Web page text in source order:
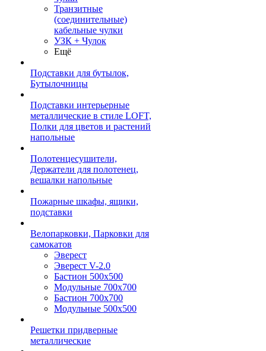
Транзитные
(соединительные)
кабельные чулки
УЗК + Чулок
Ещё
Подставки для бутылок,
Бутылочницы
Подставки интерьерные
металлические в стиле LOFT,
Полки для цветов и растений
напольные
Полотенцесушители,
Держатели для полотенец,
вешалки напольные
Пожарные шкафы, ящики,
подставки
Велопарковки, Парковки для
самокатов
Эверест
Эверест V-2.0
Бастион 500х500
Модульные 700х700
Бастион 700х700
Модульные 500х500
Решетки придверные
металлические